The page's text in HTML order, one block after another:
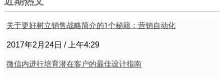
关于更好树立销售战略简介的1个秘籍：营销自动化
2017年2月24日 上午4:29
微信内进行培育潜在客户的最佳设计指南